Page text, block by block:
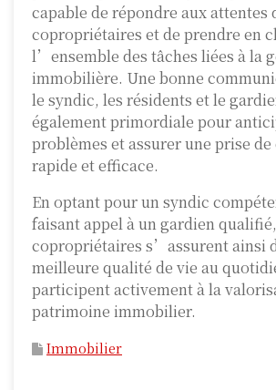
capable de répondre aux attentes
copropriétaires et de prendre en
l’ensemble des tâches liées à la
immobilière. Une bonne
le syndic, les résidents et le
également primordiale pour
problèmes et assurer une prise de
rapide et efficace.
En optant pour un syndic
faisant appel à un gardien
copropriétaires s’assurent ainsi
meilleure qualité de vie au
participent activement à la
patrimoine immobilier.
Immobilier